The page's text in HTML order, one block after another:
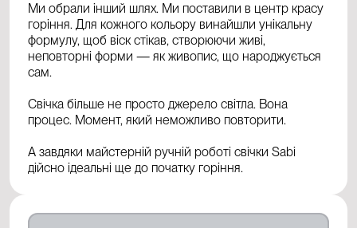
Ми обрали інший шлях. Ми поставили в центр красу
горіння. Для кожного кольору винайшли унікальну
формулу, щоб віск стікав, створюючи живі,
неповторні форми — як живопис, що народжується
сам.
Свічка більше не просто джерело світла. Вона
процес. Момент, який неможливо повторити.
А завдяки майстерній ручній роботі свічки Sabi
дійсно ідеальні ще до початку горіння.